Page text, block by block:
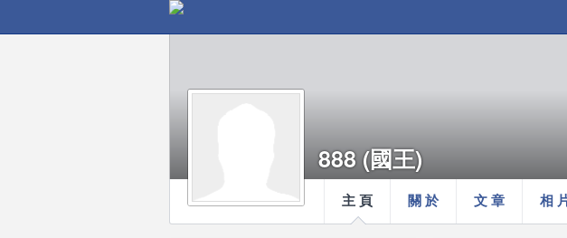
主 頁 關 於 文 章 相
888 (國王)